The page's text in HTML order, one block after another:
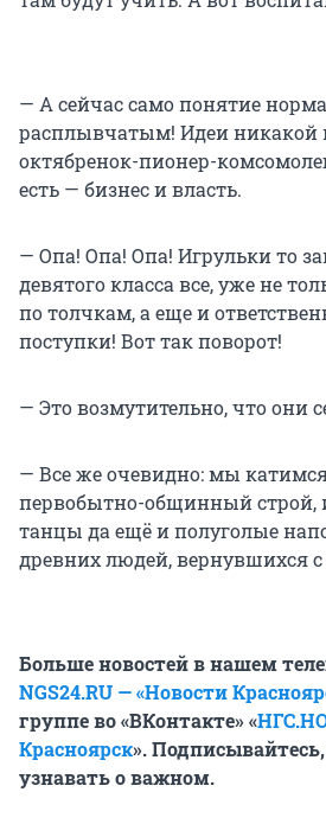
— А сейчас само понятие
расплывчатым! Идеи никакой
октябренок-пионер-
есть — бизнес и власть.
— Опа! Опа! Опа! Игрульки то
девятого класса все, уже не
по толчкам, а еще и
поступки! Вот так поворот!
— Это возмутительно, что они
— Все же очевидно: мы
первобытно-общинный строй,
танцы да ещё и полуголые
древних людей, вернувшихся
Больше новостей в нашем
NGS24.RU — «Новости
группе во «ВКонтакте» «
Красноярск».
узнавать о важном.